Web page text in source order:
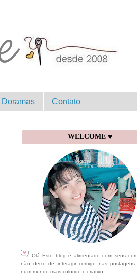
Doramas Contato
WELCOME ♥
Olá Este blog é alimentado com seus
não deixe de interagir comigo nas postagens.
num mundo mais colorido e criativo.